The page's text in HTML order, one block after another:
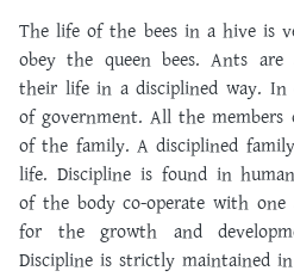
The life of the bees in a hive is
obey the queen bees. Ants are
their life in a disciplined way. In
of government. All the members
of the family. A disciplined
life. Discipline is found in
of the body co-operate with one
for the growth and
Discipline is strictly maintained